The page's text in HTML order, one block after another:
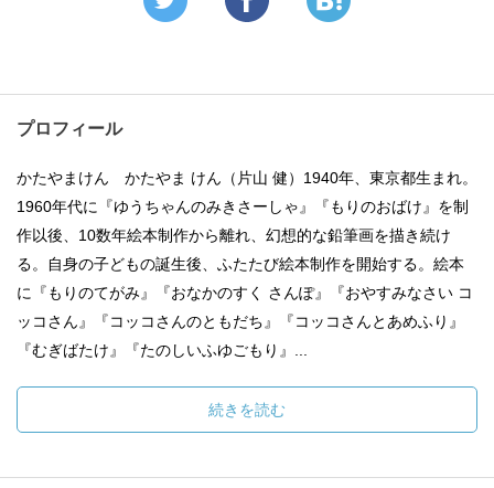
プロフィール
かたやまけん かたやま けん（片山 健）1940年、東京都生まれ。
1960年代に『ゆうちゃんのみきさーしゃ』『もりのおばけ』を制
作以後、10数年絵本制作から離れ、幻想的な鉛筆画を描き続け
る。自身の子どもの誕生後、ふたたび絵本制作を開始する。絵本
に『もりのてがみ』『おなかのすく さんぽ』『おやすみなさい コ
ッコさん』『コッコさんのともだち』『コッコさんとあめふり』
『むぎばたけ』『たのしいふゆごもり』...
続きを読む